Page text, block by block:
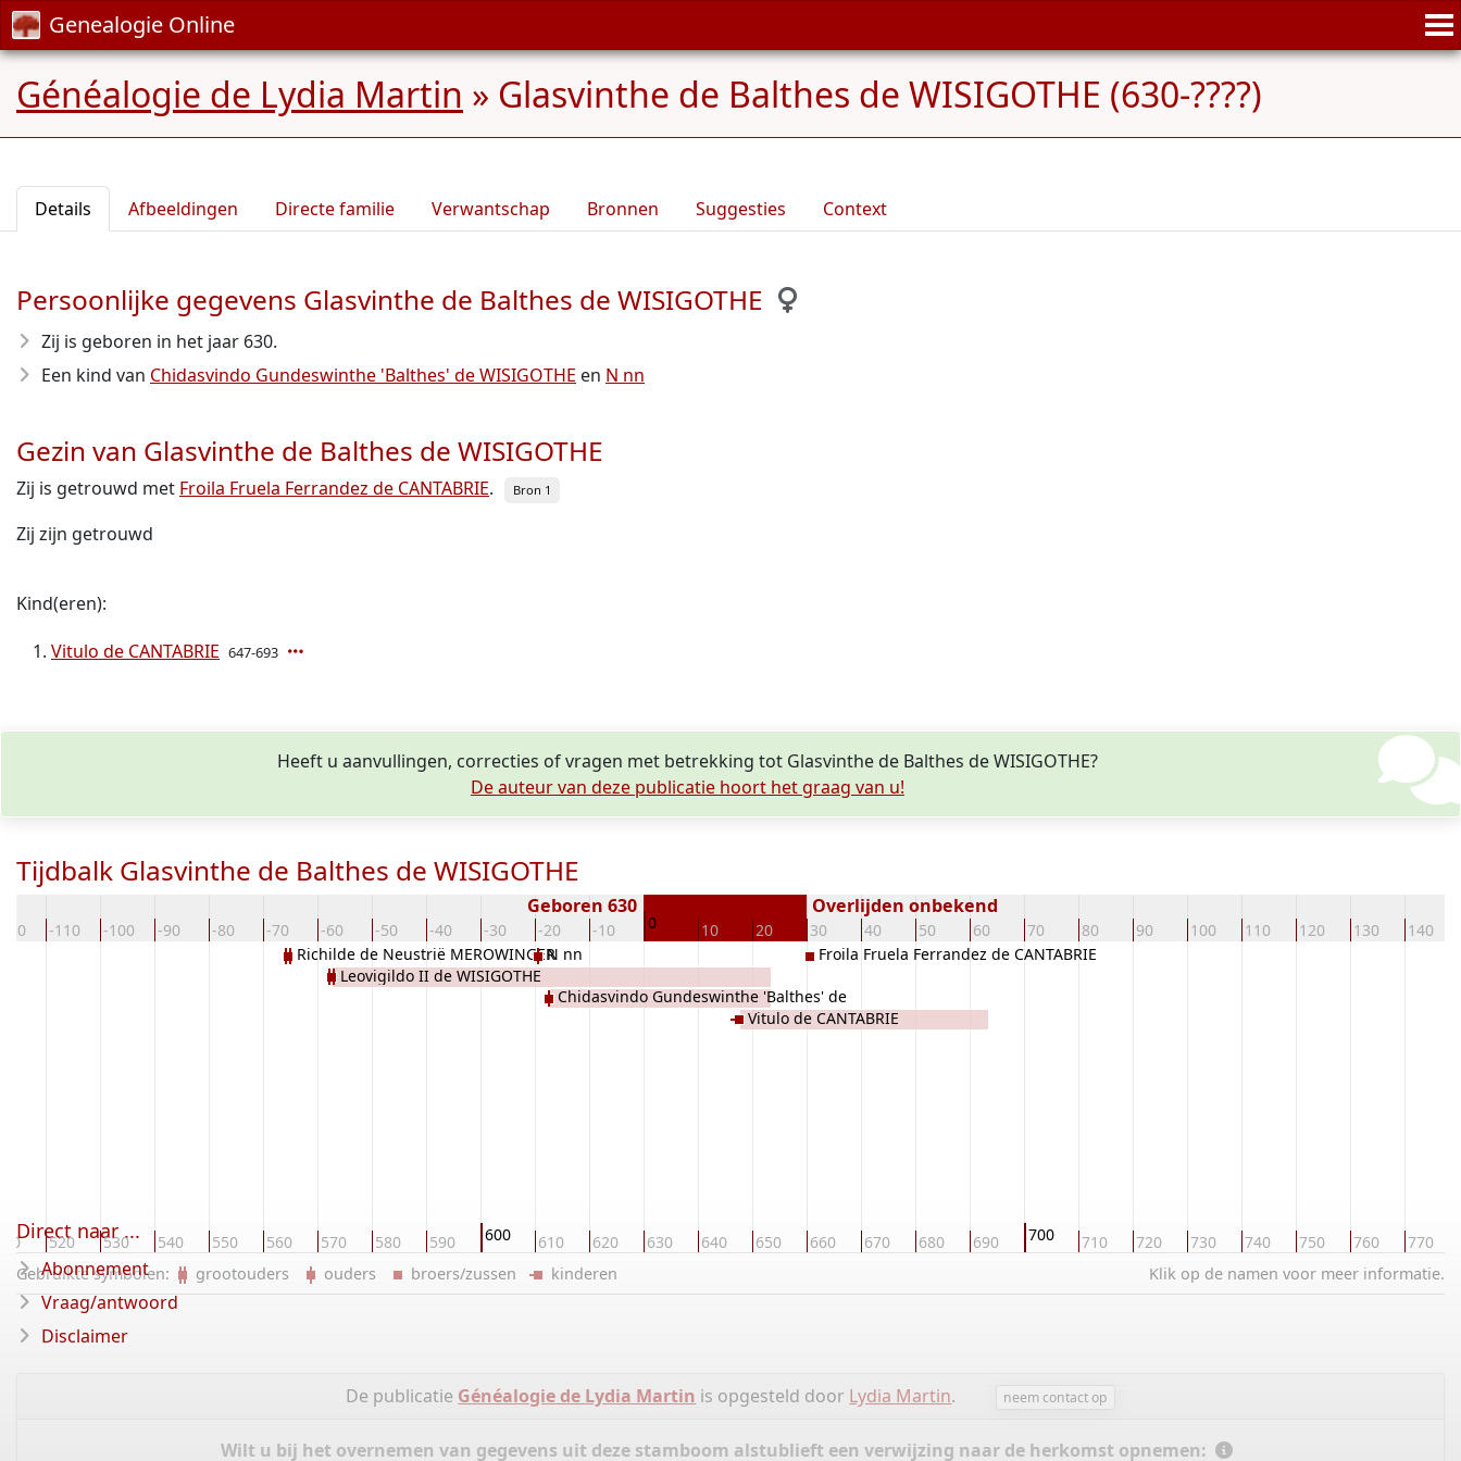
Genealogie Online
Généalogie de Lydia Martin » Glasvinthe de Balthes de WISIGOTHE (630-????)
Details Afbeeldingen Directe familie Verwantschap Bronnen Suggesties Context
Persoonlijke gegevens Glasvinthe de Balthes de WISIGOTHE
Zij is geboren in het jaar 630.
Een kind van Chidasvindo Gundeswinthe 'Balthes' de WISIGOTHE en N nn
Gezin van Glasvinthe de Balthes de WISIGOTHE
Zij is getrouwd met Froila Fruela Ferrandez de CANTABRIE. Bron 1
Zij zijn getrouwd
Kind(eren):
Vitulo de CANTABRIE 647-693
Heeft u aanvullingen, correcties of vragen met betrekking tot Glasvinthe de Balthes de WISIGOTHE?
De auteur van deze publicatie hoort het graag van u!
Tijdbalk Glasvinthe de Balthes de WISIGOTHE
-110 -100 -90 -80 -70 -60 -50 -40 -30 -20 -10 0 10 20 30 40 50 60 70 80 90 100 110 120 130 140
Geboren 630 Overlijden onbekend
520 530 540 550 560 570 580 590 600 610 620 630 640 650 660 670 680 690 700 710 720 730 740 750 760 770
Richilde de Neustrië MEROWINGER
Leovigildo II de WISIGOTHE
N nn
Chidasvindo Gundeswinthe 'Balthes' de
Vitulo de CANTABRIE
Froila Fruela Ferrandez de CANTABRIE
Klik op de namen voor meer informatie.
Gebruikte symbolen: grootouders ouders broers/zussen kinderen
De publicatie Généalogie de Lydia Martin is opgesteld door Lydia Martin. neem contact op
Wilt u bij het overnemen van gegevens uit deze stamboom alstublieft een verwijzing naar de herkomst opnemen:
Direct naar ...
Abonnement
Vraag/antwoord
Disclaimer